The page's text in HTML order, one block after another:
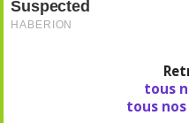
tous
tous